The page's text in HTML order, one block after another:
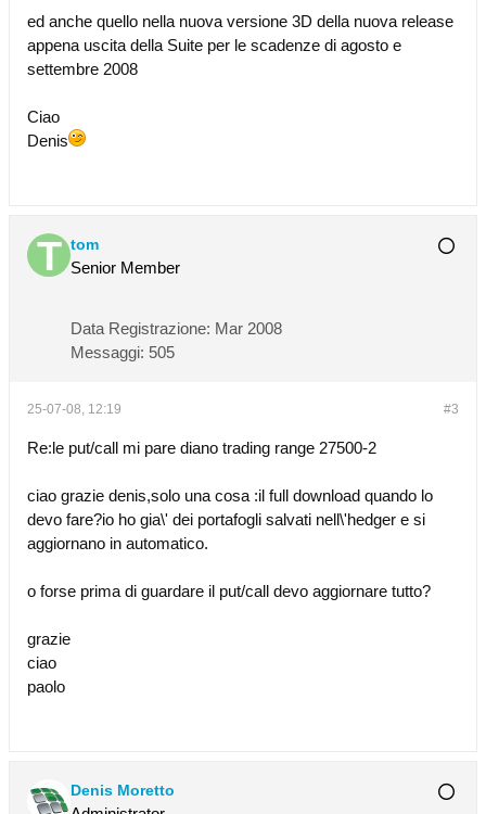
ed anche quello nella nuova versione 3D della nuova release
appena uscita della Suite per le scadenze di agosto e
settembre 2008
Ciao
Denis
tom
Senior Member
Data Registrazione: Mar 2008
Messaggi: 505
#3
25-07-08, 12:19
Re:le put/call mi pare diano trading range 27500-2
ciao grazie denis,solo una cosa :il full download quando lo
devo fare?io ho gia\' dei portafogli salvati nell\'hedger e si
aggiornano in automatico.
o forse prima di guardare il put/call devo aggiornare tutto?
grazie
ciao
paolo
Denis Moretto